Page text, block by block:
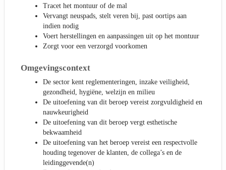
Tracet het montuur of de mal
Vervangt neuspads, stelt veren bij, past oortips aan
indien nodig
Voert herstellingen en aanpassingen uit op het montuur
Zorgt voor een verzorgd voorkomen
Omgevingscontext
De sector kent reglementeringen, inzake veiligheid,
gezondheid, hygiëne, welzijn en milieu
De uitoefening van dit beroep vereist zorgvuldigheid en
nauwkeurigheid
De uitoefening van dit beroep vergt esthetische
bekwaamheid
De uitoefening van het beroep vereist een respectvolle
houding tegenover de klanten, de collega’s en de
leidinggevende(n)